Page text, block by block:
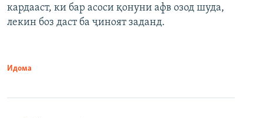
кардааст, ки бар асоси қонуни афв озод шуда,
лекин боз даст ба ҷиноят заданд.
Идома